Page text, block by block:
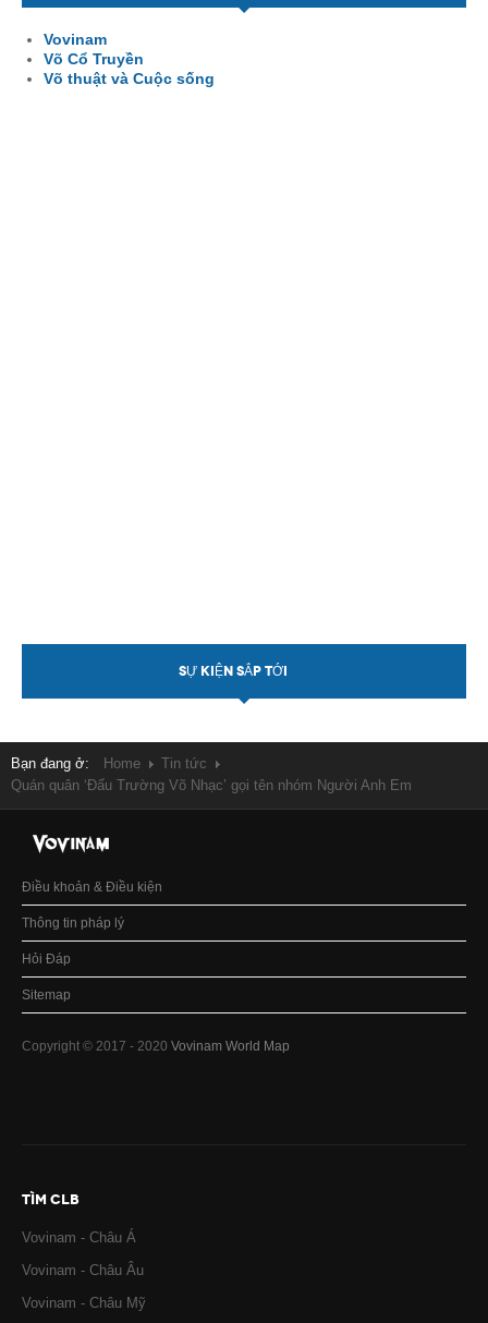
Vovinam
Võ Cổ Truyền
Võ thuật và Cuộc sống
SỰ KIỆN SẮP TỚI
Bạn đang ở: Home
Tin tức
Quán quân ‘Đấu Trường Võ Nhạc’ gọi tên nhóm Người Anh Em
Điều khoản & Điều kiện
Thông tin pháp lý
Hỏi Đáp
Sitemap
Copyright © 2017 - 2020 Vovinam World Map
TÌM CLB
Vovinam - Châu Á
Vovinam - Châu Âu
Vovinam - Châu Mỹ